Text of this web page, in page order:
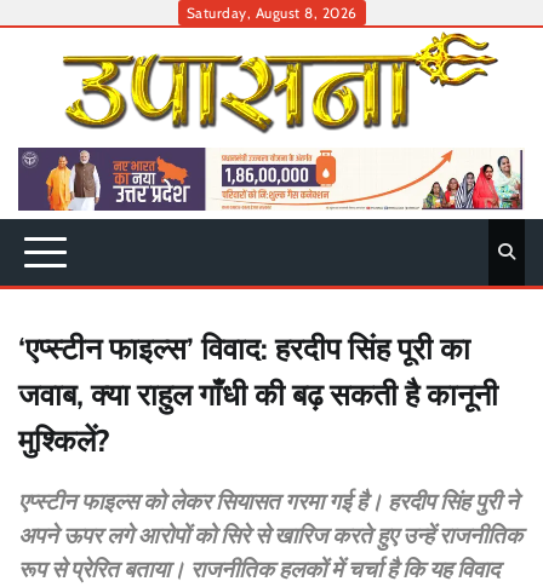
Saturday, August 8, 2026
‘एप्स्टीन फाइल्स’ विवाद: हरदीप सिंह पूरी का
जवाब, क्या राहुल गाँधी की बढ़ सकती है कानूनी
मुश्किलें?
एप्स्टीन फाइल्स को लेकर सियासत गरमा गई है। हरदीप सिंह पुरी ने
अपने ऊपर लगे आरोपों को सिरे से खारिज करते हुए उन्हें राजनीतिक
रूप से प्रेरित बताया। राजनीतिक हलकों में चर्चा है कि यह विवाद